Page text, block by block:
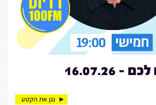
16.07.26
נגן את הקטע